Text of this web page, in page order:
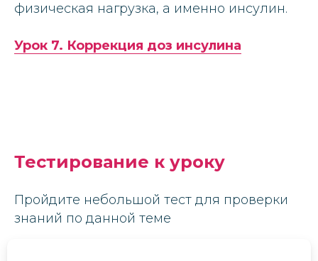
физическая нагрузка, а именно инсулин.
Урок 7. Коррекция доз инсулина
Тестирование к уроку
Пройдите небольшой тест для проверки
знаний по данной теме